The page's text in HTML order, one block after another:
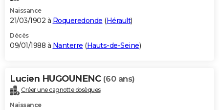
Naissance
21/03/1902 à Roqueredonde (Hérault)
Décès
09/01/1988 à Nanterre (Hauts-de-Seine)
Lucien HUGOUNENC (60 ans)
Créer une cagnotte obsèques
Naissance